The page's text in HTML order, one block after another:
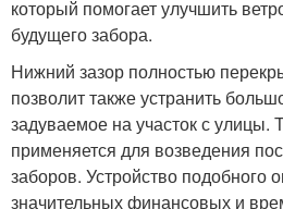
который помогает улучшить
будущего забора.
Нижний зазор полностью
позволит также устранить
задуваемое на участок с улицы.
применяется для возведения
заборов. Устройство подобного
значительных финансовых и